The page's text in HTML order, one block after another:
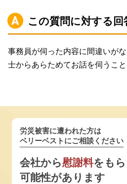
この質問に対する回
事務員が伺った内容に間違いが
士からあらためてお話を伺うこと
労災被害に遭われた方は
ベリーベストにご相談ください
会社から慰謝料をも
可能性があります